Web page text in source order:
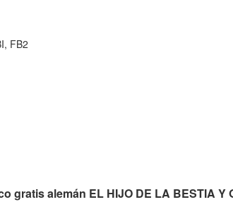
FB2
gratis alemán EL HIJO DE LA BESTIA Y